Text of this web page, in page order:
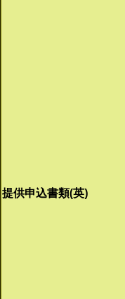
提供申込書類(英)